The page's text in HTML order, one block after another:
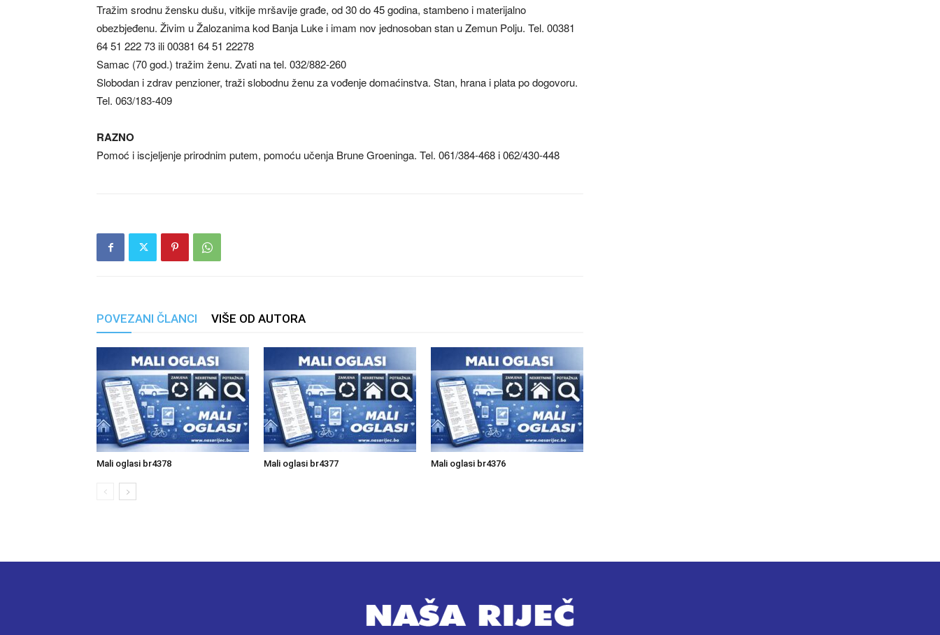
Tražim srodnu žensku dušu, vitkije mršavije građe, od 30 do 45 godina, stambeno i materijalno
obezbjeđenu. Živim u Žalozanima kod Banja Luke i imam nov jednosoban stan u Zemun Polju. Tel. 00381
64 51 222 73 ili 00381 64 51 22278
Samac (70 god.) tražim ženu. Zvati na tel. 032/882-260
Slobodan i zdrav penzioner, traži slobodnu ženu za vođenje domaćinstva. Stan, hrana i plata po dogovoru.
Tel. 063/183-409
RAZNO
Pomoć i iscjeljenje prirodnim putem, pomoću učenja Brune Groeninga. Tel. 061/384-468 i 062/430-448
POVEZANI ČLANCI VIŠE OD AUTORA
Mali oglasi br4378 Mali oglasi br4377 Mali oglasi br4376